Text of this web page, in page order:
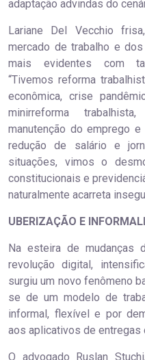
adaptação advindas do
Lariane Del Vecchio
mercado de trabalho e
mais evidentes com
“Tivemos reforma
econômica, crise
minirreforma
manutenção do emprego
redução de salário e
situações, vimos o
constitucionais e
naturalmente acarreta
UBERIZAÇÃO E
Na esteira de mudanças
revolução digital,
surgiu um novo fenômeno
se de um modelo de
informal, flexível e por
aos aplicativos de entregas
O advogado Ruslan